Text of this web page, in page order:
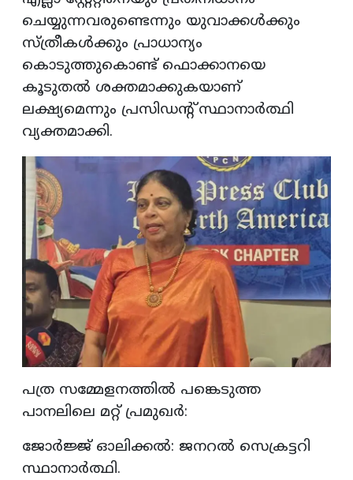
ചെയ്യുന്നവരുണ്ടെന്നും യുവാക്കൾക്കും
സ്ത്രീകൾക്കും പ്രാധാന്യം
കൊടുത്തുകൊണ്ട് ഫൊക്കാനയെ
കൂടുതൽ ശക്തമാക്കുകയാണ്
ലക്ഷ്യമെന്നും പ്രസിഡന്റ് സ്ഥാനാർത്ഥി
വ്യക്തമാക്കി.
പത്ര സമ്മേളനത്തിൽ പങ്കെടുത്ത
പാനലിലെ മറ്റ് പ്രമുഖർ:
ജോർജ്ജ് ഓലിക്കൽ: ജനറൽ സെക്രട്ടറി
സ്ഥാനാർത്ഥി.